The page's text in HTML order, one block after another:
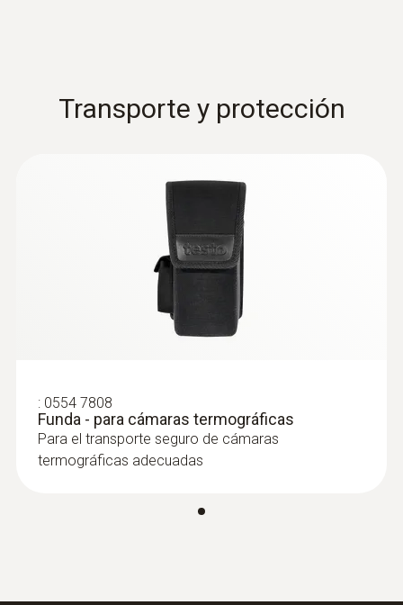
Transporte y protección
: 0554 7808
Funda - para cámaras termográficas
Para el transporte seguro de cámaras
termográficas adecuadas